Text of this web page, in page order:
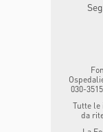
030-
Tutte le
da